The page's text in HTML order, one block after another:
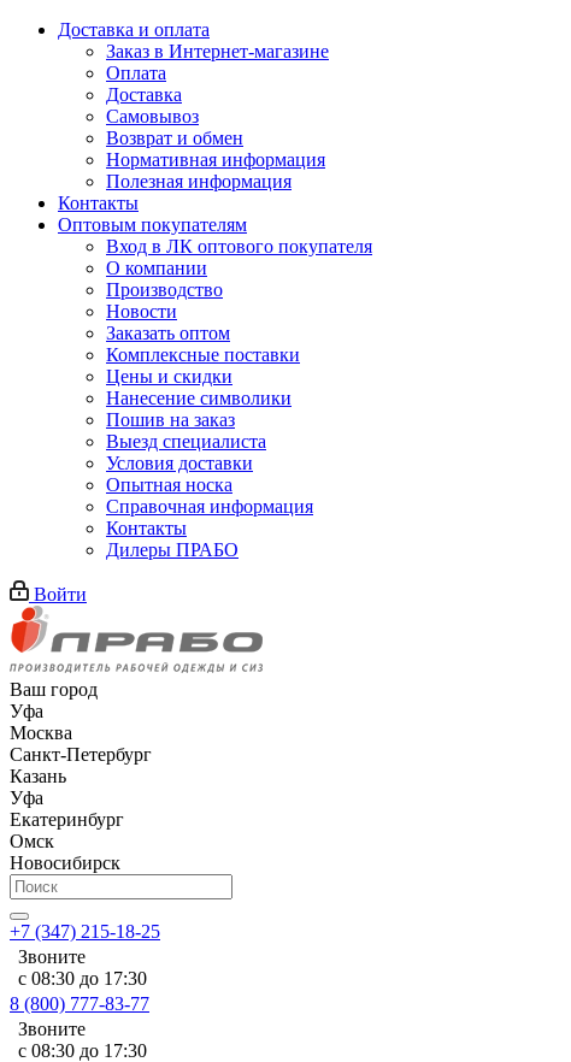
Доставка и оплата
Заказ в Интернет-магазине
Оплата
Доставка
Самовывоз
Возврат и обмен
Нормативная информация
Полезная информация
Контакты
Оптовым покупателям
Вход в ЛК оптового покупателя
О компании
Производство
Новости
Заказать оптом
Комплексные поставки
Цены и скидки
Нанесение символики
Пошив на заказ
Выезд специалиста
Условия доставки
Опытная носка
Справочная информация
Контакты
Дилеры ПРАБО
Войти
Ваш город
Уфа
Москва
Санкт-Петербург
Казань
Уфа
Екатеринбург
Омск
Новосибирск
+7 (347) 215-18-25
Звоните
с 08:30 до 17:30
8 (800) 777-83-77
Звоните
с 08:30 до 17:30